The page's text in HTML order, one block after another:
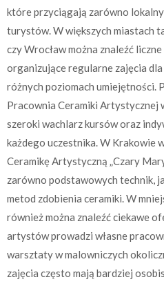
które przyciągają zarówno
turystów. W większych miastach
czy Wrocław można znaleźć
organizujące regularne zajęcia
różnych poziomach umiejętności.
Pracownia Ceramiki Artystycznej
szeroki wachlarz kursów oraz
każdego uczestnika. W Krakowie
Ceramikę Artystyczną „Czary
zarówno podstawowych technik,
metod zdobienia ceramiki. W
również można znaleźć ciekawe
artystów prowadzi własne
warsztaty w malowniczych
zajęcia często mają bardziej